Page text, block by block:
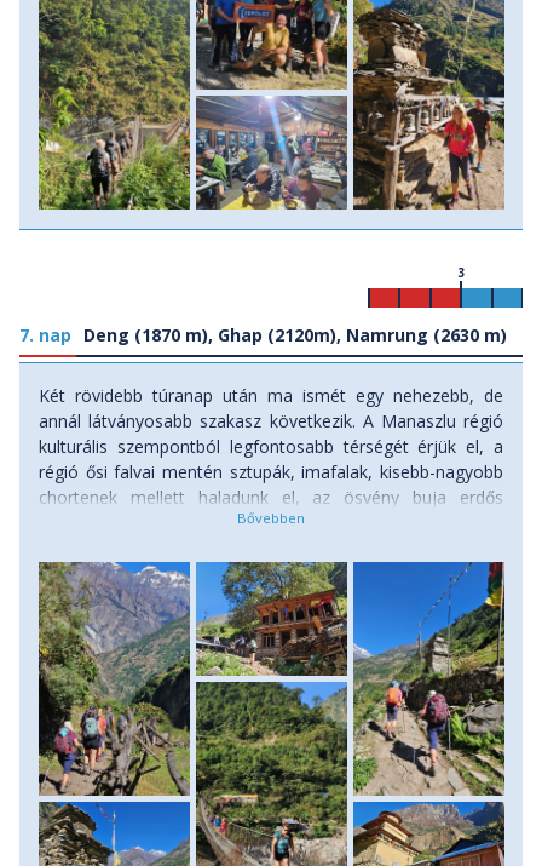
7. nap Deng (1870 m), Ghap (2120m), Namrung (2630 m)
3
Két rövidebb túranap után ma ismét egy nehezebb, de
annál látványosabb szakasz következik. A Manaszlu régió
kulturális szempontból legfontosabb térségét érjük el, a
régió ősi falvai mentén sztupák, imafalak, kisebb-nagyobb
chortenek mellett haladunk el, az ösvény buja erdős
területeken vezet át. Az előző naphoz képest nehezebbnek
csúcsának látványa kárpótol. Ghap előtt néhány, a
földcsuszamlások által érintett, különösen kitett szakaszon
is át kell kelnünk - ez útközben máshol is előfordulhat -, így
ezen a túrán a stabil mozgáskoordináció és az abszolút
szédülésmentesség elengedhetetlen! Ghap apró
településen állunk meg egy ebédszünetre, majd a folyót
követve gyönyörű fenyvesek és sűrű erdőségek között
haladunk tovább. A sűrű növényzet végül ritkábbá enyhül
és egy utolsó meredek kaptató után befutunk mai
szálláshelyünkre, Namrung színes házai közé. Szállás:
vendégház. (táv: 16-17 km, szint: 1150 méter fel/350 méter
le, menetidő: 7-8 óra)